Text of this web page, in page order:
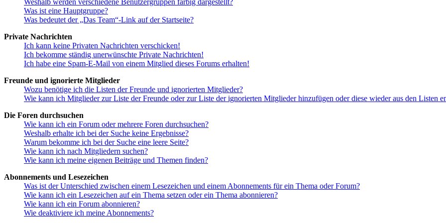
Was ist eine Hauptgruppe?
Was bedeutet der „Das Team“-Link auf der Startseite?
Private Nachrichten
Ich kann keine Privaten Nachrichten verschicken!
Ich bekomme ständig unerwünschte Private Nachrichten!
Ich habe eine Spam-E-Mail von einem Mitglied dieses Forums erhalten!
Freunde und ignorierte Mitglieder
Wozu benötige ich die Listen der Freunde und ignorierten Mitglieder?
Wie kann ich Mitglieder zur Liste der Freunde oder zur Liste der ignorierten Mitglieder hinzufügen oder diese wieder aus den Listen
Die Foren durchsuchen
Wie kann ich ein Forum oder mehrere Foren durchsuchen?
Weshalb erhalte ich bei der Suche keine Ergebnisse?
Warum bekomme ich bei der Suche eine leere Seite?
Wie kann ich nach Mitgliedern suchen?
Wie kann ich meine eigenen Beiträge und Themen finden?
Abonnements und Lesezeichen
Was ist der Unterschied zwischen einem Lesezeichen und einem Abonnements für ein Thema oder Forum?
Wie kann ich ein Lesezeichen auf ein Thema setzen oder ein Thema abonnieren?
Wie kann ich ein Forum abonnieren?
Wie deaktiviere ich meine Abonnements?